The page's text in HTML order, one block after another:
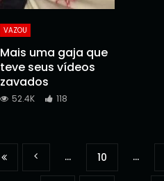
VAZOU
Mais uma gaja que
teve seus vídeos
zavados
52.4K 118
... 10 ...